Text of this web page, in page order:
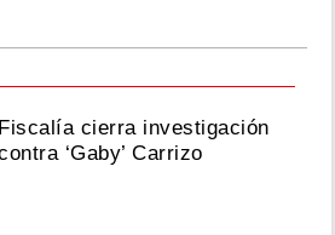
Fiscalía cierra investigación
‘Gaby’ Carrizo